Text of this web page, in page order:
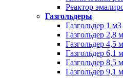
Реактор
Газгольдеры
Газгольдер 1 м3
Газгольдер 2,8
Газгольдер 4,5
Газгольдер 6,1
Газгольдер 8,5
Газгольдер 9,1